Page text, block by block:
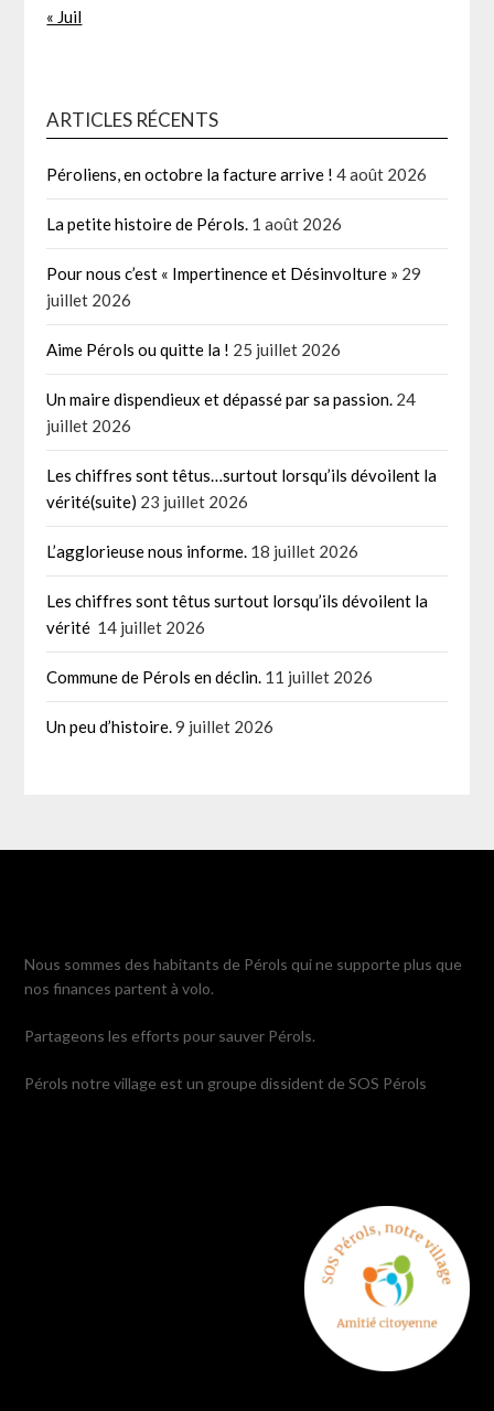
« Juil
ARTICLES RÉCENTS
Péroliens, en octobre la facture arrive ! 4 août 2026
La petite histoire de Pérols. 1 août 2026
Pour nous c’est « Impertinence et Désinvolture » 29
juillet 2026
Aime Pérols ou quitte la ! 25 juillet 2026
Un maire dispendieux et dépassé par sa passion. 24
juillet 2026
Les chiffres sont têtus…surtout lorsqu’ils dévoilent la
vérité(suite) 23 juillet 2026
L’agglorieuse nous informe. 18 juillet 2026
Les chiffres sont têtus surtout lorsqu’ils dévoilent la
vérité 14 juillet 2026
Commune de Pérols en déclin. 11 juillet 2026
Un peu d’histoire.9 juillet 2026
Nous sommes des habitants de Pérols qui ne supporte plus que
nos finances partent à volo.
Partageons les efforts pour sauver Pérols.
Pérols notre village est un groupe dissident de SOS Pérols